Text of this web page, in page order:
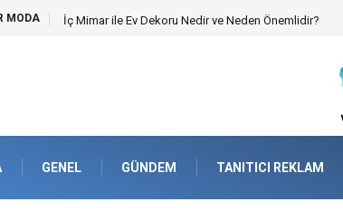
MODA İç Mimar ile Ev Dekoru Nedir ve Neden Önemlidir?
GENEL GÜNDEM TANITICI REKLAM